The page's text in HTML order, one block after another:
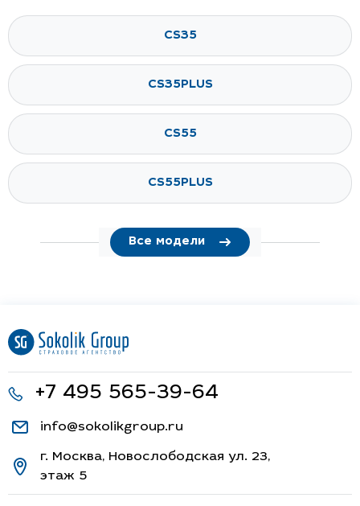
CS35
CS35PLUS
CS55
CS55PLUS
Все модели
+7 495 565-39-64
info@sokolikgroup.ru
г. Москва, Новослободская ул. 23,
этаж 5